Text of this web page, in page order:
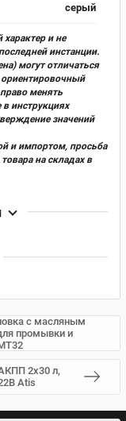
серый
и не
инстанции.
могут отличаться
менять
в инструкциях
значений
и импортом, просьба
на складах в
с масляным
промывки и
2х30 л,
Atis